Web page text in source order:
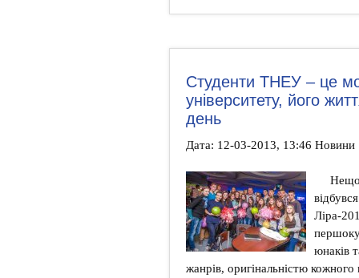
Студенти ТНЕУ – це
університету, його
день
Дата: 12-03-2013, 13:46 Новини
Ліра-
юнаків
жанрів, оригінальністю